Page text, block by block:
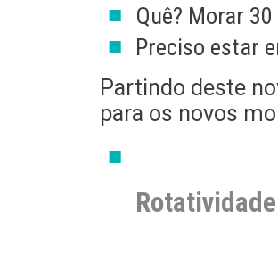
Quê? Morar
Preciso estar
Partindo deste
para os novos
Rotatividade